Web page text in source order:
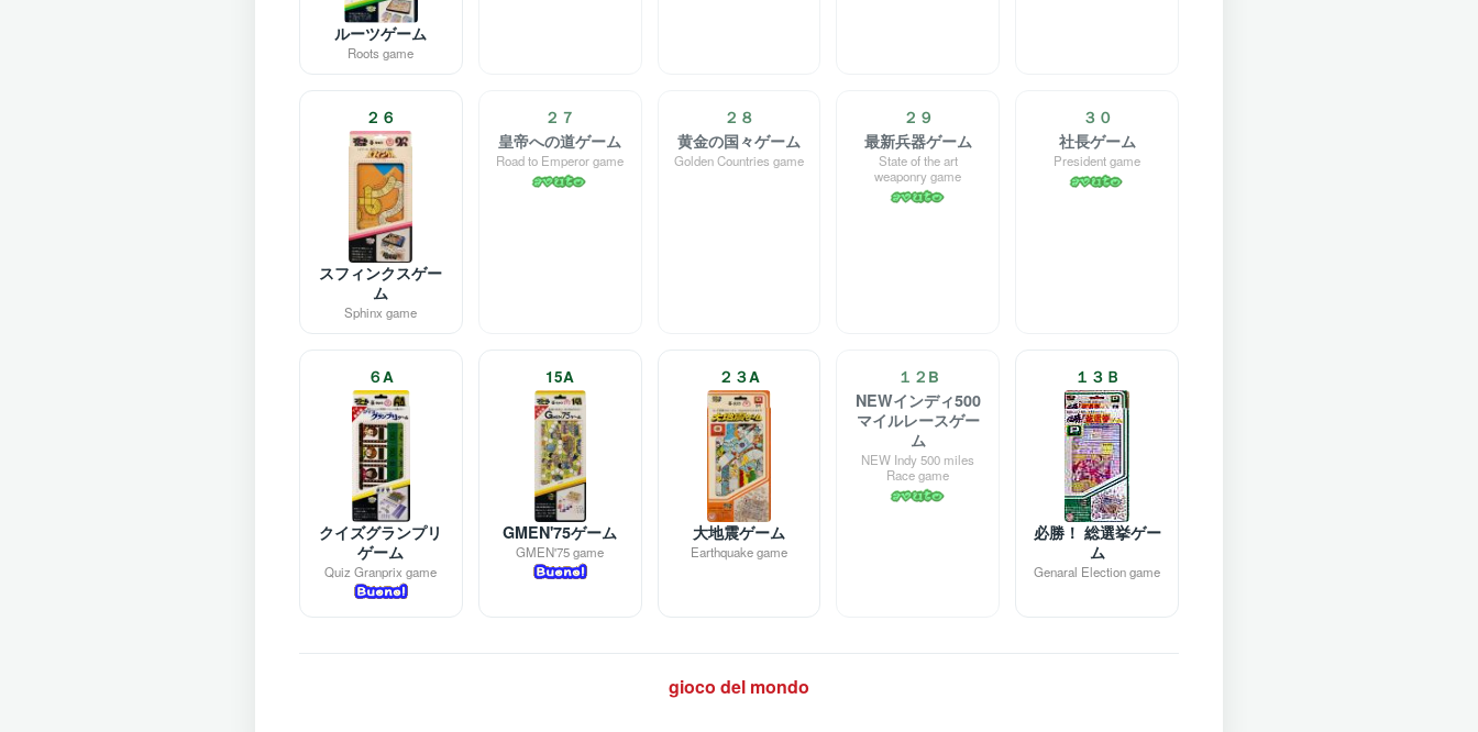
ルーツゲーム
Roots game
２６
スフィンクスゲー
ム
Sphinx game
２７
皇帝への道ゲーム
Road to Emperor game
２８
黄金の国々ゲーム
Golden Countries game
２９
最新兵器ゲーム
State of the art
weaponry game
３０
社長ゲーム
President game
６A
クイズグランプリ
ゲーム
Quiz Granprix game
15A
GMEN'75ゲーム
GMEN'75 game
２３A
大地震ゲーム
Earthquake game
１２B
NEWインディ500
マイルレースゲー
ム
NEW Indy 500 miles
Race game
１３Ｂ
必勝！ 総選挙ゲー
ム
Genaral Election game
gioco del mondo